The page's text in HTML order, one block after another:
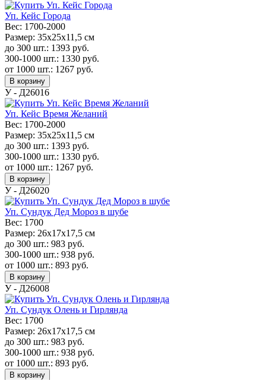
Уп. Кейс Города
Вес: 1700-2000
Размер: 35x25x11,5 см
до 300 шт.: 1393 руб.
300-1000 шт.: 1330 руб.
от 1000 шт.: 1267 руб.
В корзину
У - Д26016
Уп. Кейс Время Желаний
Вес: 1700-2000
Размер: 35x25x11,5 см
до 300 шт.: 1393 руб.
300-1000 шт.: 1330 руб.
от 1000 шт.: 1267 руб.
В корзину
У - Д26020
Уп. Сундук Дед Мороз в шубе
Вес: 1700
Размер: 26х17х17,5 см
до 300 шт.: 983 руб.
300-1000 шт.: 938 руб.
от 1000 шт.: 893 руб.
В корзину
У - Д26008
Уп. Сундук Олень и Гирлянда
Вес: 1700
Размер: 26х17х17,5 см
до 300 шт.: 983 руб.
300-1000 шт.: 938 руб.
от 1000 шт.: 893 руб.
В корзину